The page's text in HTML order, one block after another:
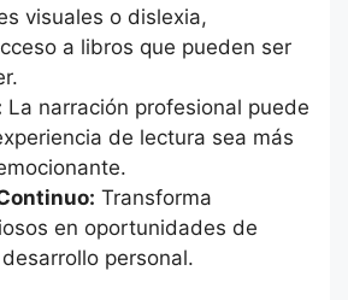
visuales o dislexia,
a libros que pueden ser
La narración profesional puede
de lectura sea más
Transforma
en oportunidades de
personal.